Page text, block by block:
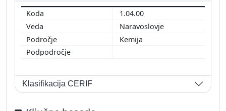
1.04.00
Naravoslovje
Kemija
Klasifikacija CERIF